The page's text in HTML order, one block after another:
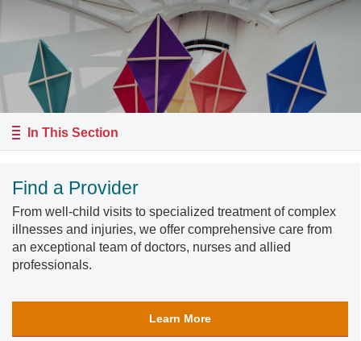
In This Section
Find a Provider
From well-child visits to specialized treatment of complex
illnesses and injuries, we offer comprehensive care from
an exceptional team of doctors, nurses and allied
professionals.
Learn More